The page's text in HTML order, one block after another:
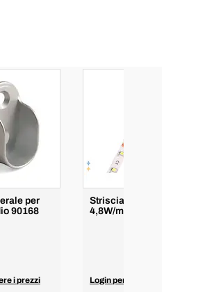
per
90168
i prezzi
Striscia LED Lynx Basic
4,8W/m IP20 (12V DC)
Login per vedere i prezzi